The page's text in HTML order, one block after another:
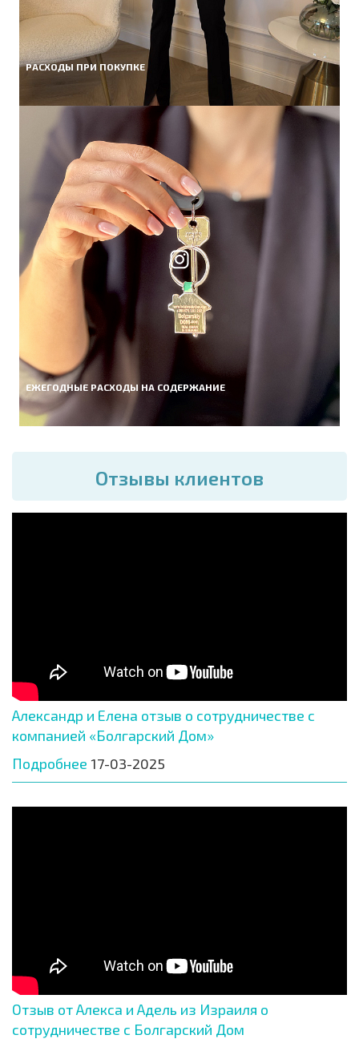
РАСХОДЫ ПРИ ПОКУПКЕ
ЕЖЕГОДНЫЕ РАСХОДЫ НА СОДЕРЖАНИЕ
Отзывы клиентов
Александр и Елена отзыв о сотрудничестве с
компанией «Болгарский Дом»
Подробнее 17-03-2025
Отзыв от Алекса и Адель из Израиля о
сотрудничестве с Болгарский Дом